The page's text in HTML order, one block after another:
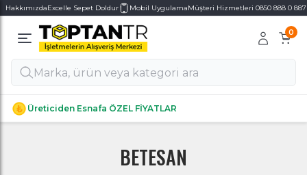
HakkımızdaExcelle Sepet Doldur Mobil UygulamaMüşteri Hizmetleri 0850 888 0 887
0
Üreticiden Esnafa ÖZEL FİYATLAR
Alt Kategoriler
Alt Kategoriler
BETESAN